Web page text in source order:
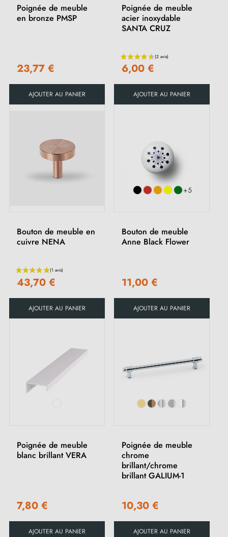
Poignée de meuble
en bronze PMSP
23,77 €
AJOUTER AU PANIER
Poignée de meuble
acier inoxydable
SANTA CRUZ
6,00 €
AJOUTER AU PANIER
Bouton de meuble en
cuivre NENA
43,70 €
AJOUTER AU PANIER
+5
Bouton de meuble
Anne Black Flower
11,00 €
AJOUTER AU PANIER
Poignée de meuble
blanc brillant VERA
7,80 €
AJOUTER AU PANIER
Poignée de meuble
chrome
brillant/chrome
brillant GALIUM-1
10,30 €
AJOUTER AU PANIER